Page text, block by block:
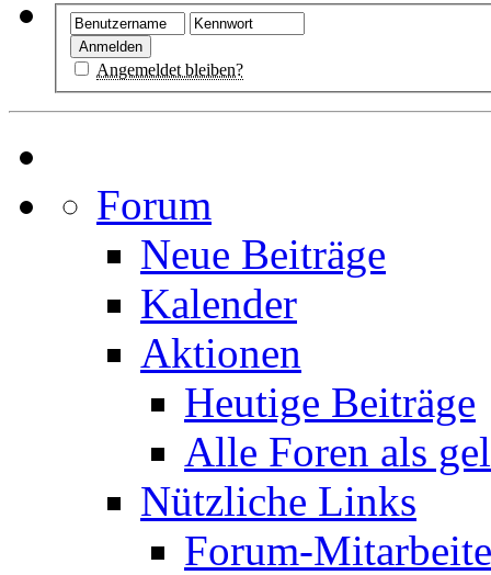
Angemeldet bleiben?
Forum
Neue Beiträge
Kalender
Aktionen
Heutige Beiträge
Alle Foren als
Nützliche Links
Forum-